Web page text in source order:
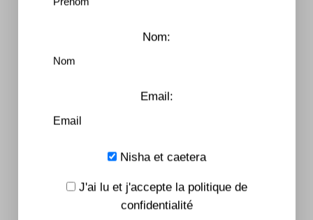
Nom:
Email:
Nisha et caetera
J'ai lu et j'accepte la politique de
confidentialité